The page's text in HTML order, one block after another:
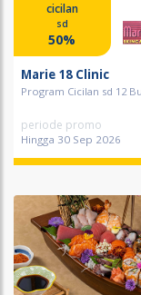
cicilan
sd
50%
Marie 18 Clinic
Program Cicilan sd 12
periode promo
Hingga 30 Sep 2026